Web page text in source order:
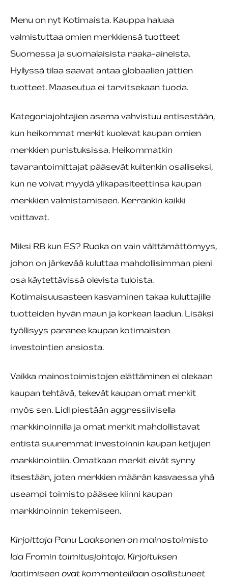
Menu on nyt Kotimaista. Kauppa haluaa
valmistuttaa omien merkkiensä tuotteet
Suomessa ja suomalaisista raaka-aineista.
Hyllyssä tilaa saavat antaa globaalien jättien
tuotteet. Maaseutua ei tarvitsekaan tuoda.
Kategoriajohtajien asema vahvistuu entisestään,
kun heikommat merkit kuolevat kaupan omien
merkkien puristuksissa. Heikommatkin
tavarantoimittajat pääsevät kuitenkin osalliseksi,
kun ne voivat myydä ylikapasiteettinsa kaupan
merkkien valmistamiseen. Kerrankin kaikki
voittavat.
Miksi RB kun ES? Ruoka on vain välttämättömyys,
johon on järkevää kuluttaa mahdollisimman pieni
osa käytettävissä olevista tuloista.
Kotimaisuusasteen kasvaminen takaa kuluttajille
tuotteiden hyvän maun ja korkean laadun. Lisäksi
työllisyys paranee kaupan kotimaisten
investointien ansiosta.
Vaikka mainostoimistojen elättäminen ei olekaan
kaupan tehtävä, tekevät kaupan omat merkit
myös sen. Lidl piestään aggressiivisella
markkinoinnilla ja omat merkit mahdollistavat
entistä suuremmat investoinnin kaupan ketjujen
markkinointiin. Omatkaan merkit eivät synny
itsestään, joten merkkien määrän kasvaessa yhä
useampi toimisto pääsee kiinni kaupan
markkinoinnin tekemiseen.
Kirjoittaja Panu Laaksonen on mainostoimisto
Ida Framin toimitusjohtaja. Kirjoituksen
laatimiseen ovat kommenteillaan osallistuneet